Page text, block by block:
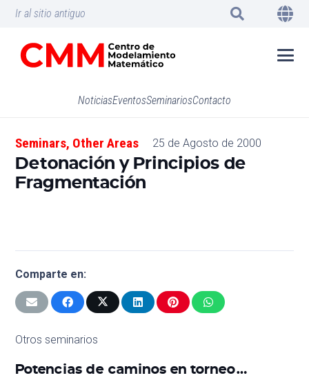
Ir al sitio antiguo
NoticiasEventosSeminariosContacto
Seminars, Other Areas 25 de Agosto de 2000
Detonación y Principios de
Fragmentación
Comparte en:
Otros seminarios
Potencias de caminos en torneo…